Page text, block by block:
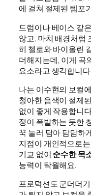
에 걸쳐 절제된 템포
드럼이나 베이스 같
않고, 마치 배경처럼
히 첼로와 바이올린
더해지는데, 이게 곡
요소라고 생각합니
나는 이수현의 보컬
청아한 음색이 절제
없이 좋게 작용합니
정이 폭발하는 듯한
꾹 눌러 담아 담담하
지점이 개인적으로
기교 없이 순수한 목
능력이 탁월해요.
프로덕션도 군더더